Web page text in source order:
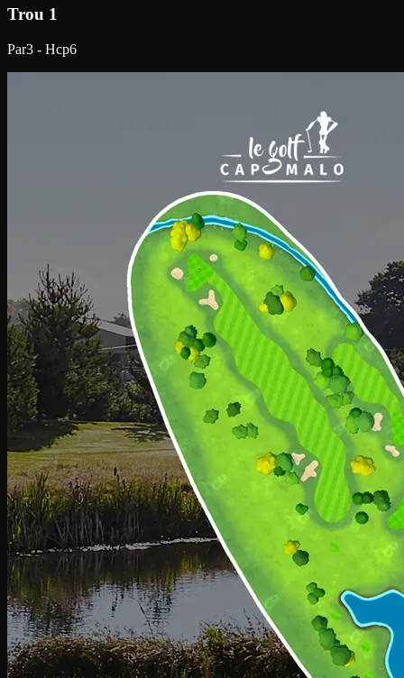
Trou 1
Par3 - Hcp6